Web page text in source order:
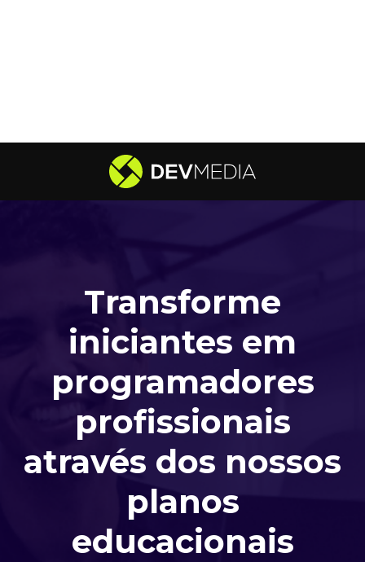
Transforme
iniciantes em
programadores
profissionais
através dos nossos
planos
educacionais